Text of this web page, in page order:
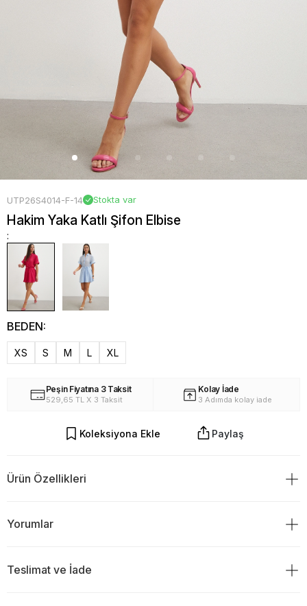
UTP26S4014-F-14 Stokta var
Hakim Yaka Katlı Şifon Elbise
:
BEDEN:
XS S M L XL
Peşin Fiyatına 3 Taksit
529,65 TL X 3 Taksit
Kolay İade
3 Adımda kolay iade
Koleksiyona Ekle Paylaş
Ürün Özellikleri
Boy:82cm
Bel:52cm
Yorumlar
Ürün Değerlendirmeleri
Teslimat ve İade